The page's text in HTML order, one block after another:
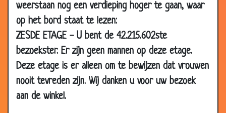
weerstaan nog een verdieping hoger te gaan, waar
op het bord staat te lezen:
ZESDE ETAGE - U bent de 42.215.602ste
bezoekster. Er zijn geen mannen op deze etage.
Deze etage is er alleen om te bewijzen dat vrouwen
nooit tevreden zijn. Wij danken u voor uw bezoek
aan de winkel.